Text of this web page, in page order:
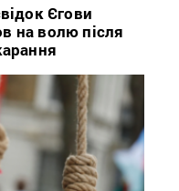
Єгови
на волю після